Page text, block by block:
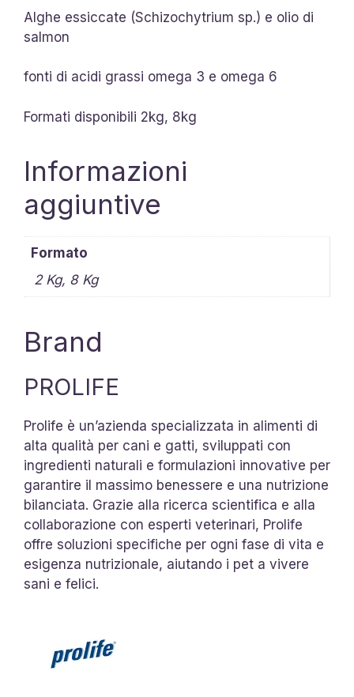
Alghe essiccate (Schizochytrium sp.) e olio di
salmon
fonti di acidi grassi omega 3 e omega 6
Formati disponibili 2kg, 8kg
Informazioni
aggiuntive
Formato
2 Kg, 8 Kg
Brand
PROLIFE
Prolife è un’azienda specializzata in alimenti di
alta qualità per cani e gatti, sviluppati con
ingredienti naturali e formulazioni innovative per
garantire il massimo benessere e una nutrizione
bilanciata. Grazie alla ricerca scientifica e alla
collaborazione con esperti veterinari, Prolife
offre soluzioni specifiche per ogni fase di vita e
esigenza nutrizionale, aiutando i pet a vivere
sani e felici.